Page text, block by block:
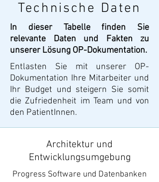
Technische Daten
In dieser Tabelle finden Sie
relevante Daten und Fakten zu
unserer Lösung OP-Dokumentation.
Entlasten Sie mit unserer OP-
Dokumentation Ihre Mitarbeiter und
Ihr Budget und steigern Sie somit
die Zufriedenheit im Team und von
den PatientInnen.
Architektur und
Entwicklungsumgebung
Progress Software und Datenbanken